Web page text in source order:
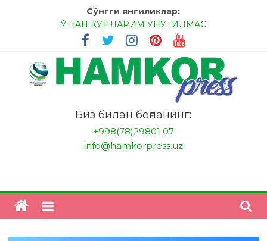
Сўнгги янгиликлар:
ЎТГАН КУНЛАРИМ УНУТИЛМАС
МЕССИ ВА РОНАЛДУ, АНА ЭНДИ ИККАЛАНГ ҲАМ
ҲУСАНОВГА ТАН БЕРИНГЛАР!
МЕҲР ОРҚАЛИ ШИФО
БАНКДА ИШЛАШ ОСОНМИ?
НАТИЖАГА ЭРИШИШ ЎЗ ҚЎЛИМИЗДА
"HamkorPress"
Биз билан боғланинг:
+998(78)29801 07
info@hamkorpress.uz